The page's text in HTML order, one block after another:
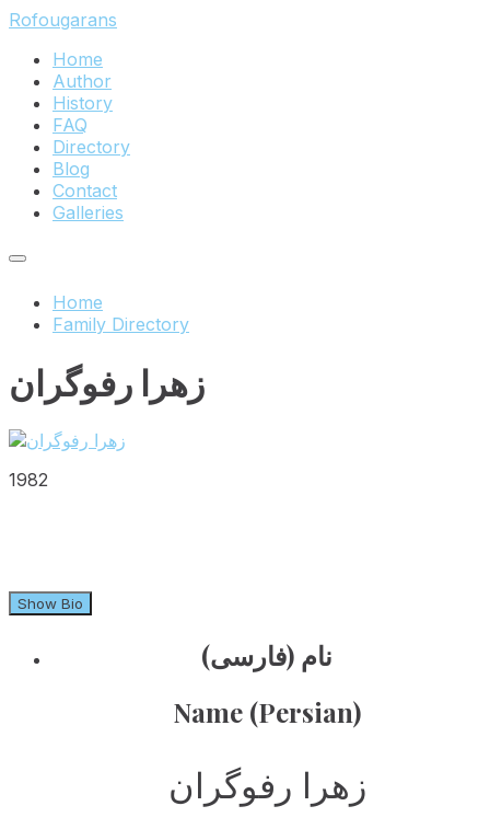
Skip
content
Skip
main
navigation
Skip
footer
Rofougarans
Home
Author
History
FAQ
Directory
Blog
Contact
Galleries
Home
Family Directory
زهرا رفوگران
1982
Show Bio
نام (فارسی)
Name (Persian)
زهرا رفوگران